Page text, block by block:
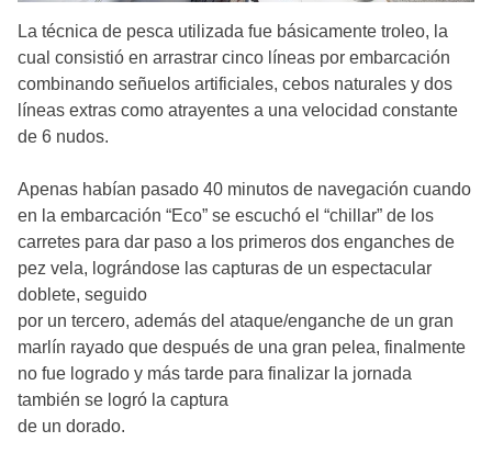
La técnica de pesca utilizada fue básicamente troleo, la
cual consistió en arrastrar cinco líneas por embarcación
combinando señuelos artificiales, cebos naturales y dos
líneas extras como atrayentes a una velocidad constante
de 6 nudos.
Apenas habían pasado 40 minutos de navegación cuando
en la embarcación “Eco” se escuchó el “chillar” de los
carretes para dar paso a los primeros dos enganches de
pez vela, lográndose las capturas de un espectacular
doblete, seguido
por un tercero, además del ataque/enganche de un gran
marlín rayado que después de una gran pelea, finalmente
no fue logrado y más tarde para finalizar la jornada
también se logró la captura
de un dorado.